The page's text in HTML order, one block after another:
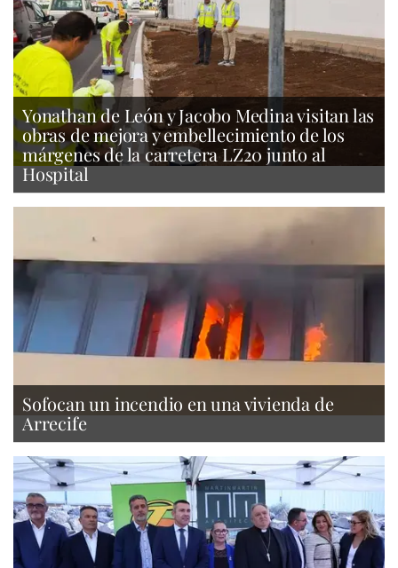
Yonathan de León y Jacobo Medina visitan las
obras de mejora y embellecimiento de los
márgenes de la carretera LZ20 junto al
Hospital
Sofocan un incendio en una vivienda de
Arrecife